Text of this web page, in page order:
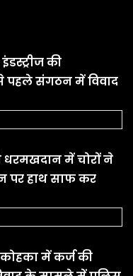
की
पहले संगठन में विवाद
धरमखदान में चोरों ने
पर हाथ साफ कर
में कर्ज की